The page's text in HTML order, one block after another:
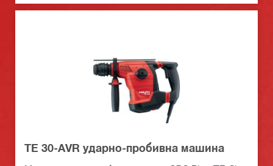
TE 30-AVR ударно-пробивна машина